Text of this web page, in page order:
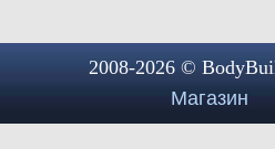
2008-2026 ©
Магазин